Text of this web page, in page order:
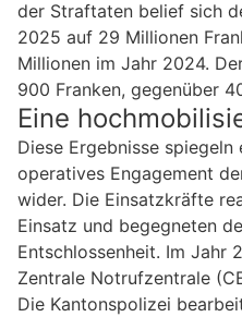
der Straftaten belief sich
2025 auf 29 Millionen
Millionen im Jahr 2024.
900 Franken, gegenüber
Eine
Diese Ergebnisse
operatives Engagement
wider. Die Einsatzkräfte
Einsatz und begegneten
Entschlossenheit. Im Jahr
Zentrale Notrufzentrale
Die Kantonspolizei